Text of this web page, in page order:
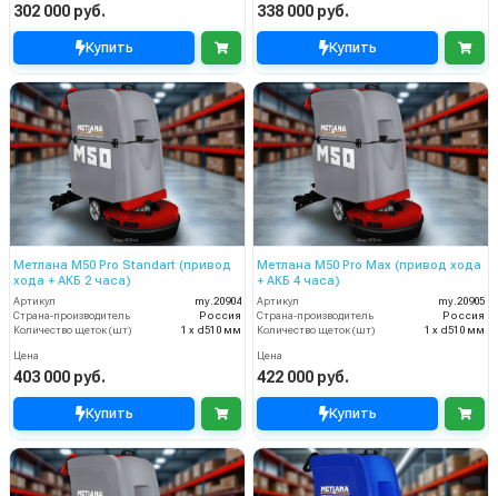
302 000 руб.
Купить
338 000 руб.
Купить
Метлана М50 Pro Standart (привод
хода + АКБ 2 часа)
Артикул
my.20904
Страна-производитель
Россия
Количество щеток (шт)
1 х d510 мм
Цена
403 000 руб.
Купить
Метлана M50 Pro Max (привод хода
+ АКБ 4 часа)
Артикул
my.20905
Страна-производитель
Россия
Количество щеток (шт)
1 х d510 мм
Цена
422 000 руб.
Купить